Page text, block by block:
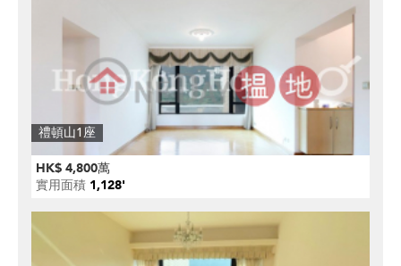
禮頓山1座
HK$ 4,800萬
實用面積 1,128'